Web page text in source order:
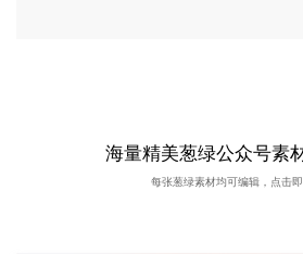
海量精美葱绿公众号素
每张葱绿素材均可编辑，点击